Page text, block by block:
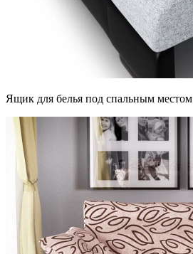
Ящик для белья под спальным местом